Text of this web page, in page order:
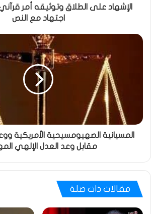
الإشهاد على الطلاق وتوثيقه أمر
اجتهاد مع النص
المسيانية الصهيومسيحية الأمريكية
مقابل وعد العدل الإلهي
مقالات ذات صلة